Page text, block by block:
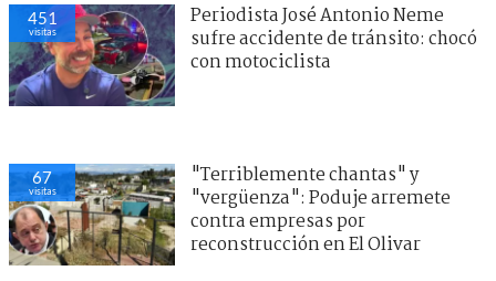
451
visitas
Periodista José Antonio Neme
sufre accidente de tránsito: chocó
con motociclista
67
visitas
"Terriblemente chantas" y
"vergüenza": Poduje arremete
contra empresas por
reconstrucción en El Olivar